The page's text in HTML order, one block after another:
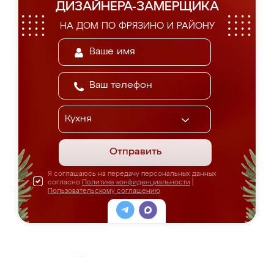
ДИЗАЙНЕРА-ЗАМЕРЩИКА
НА ДОМ ПО ФРЯЗИНО И РАЙОНУ
Отправить
Я соглашаюсь на передачу персональных данных
согласно Политике конфиденциальности
Пользовательскому соглашению